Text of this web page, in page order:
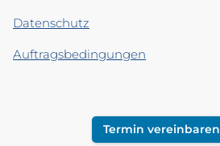
Datenschutz
Auftragsbedingungen
Termin vereinbaren